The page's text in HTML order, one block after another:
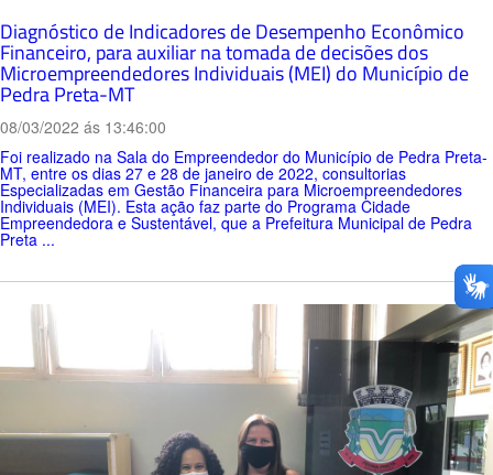
Diagnóstico de Indicadores de Desempenho Econômico
Financeiro, para auxiliar na tomada de decisões dos
Microempreendedores Individuais (MEI) do Município de
Pedra Preta-MT
08/03/2022 ás 13:46:00
Foi realizado na Sala do Empreendedor do Município de Pedra Preta-
MT, entre os dias 27 e 28 de janeiro de 2022, consultorias
Especializadas em Gestão Financeira para Microempreendedores
Individuais (MEI). Esta ação faz parte do Programa Cidade
Empreendedora e Sustentável, que a Prefeitura Municipal de Pedra
Preta ...